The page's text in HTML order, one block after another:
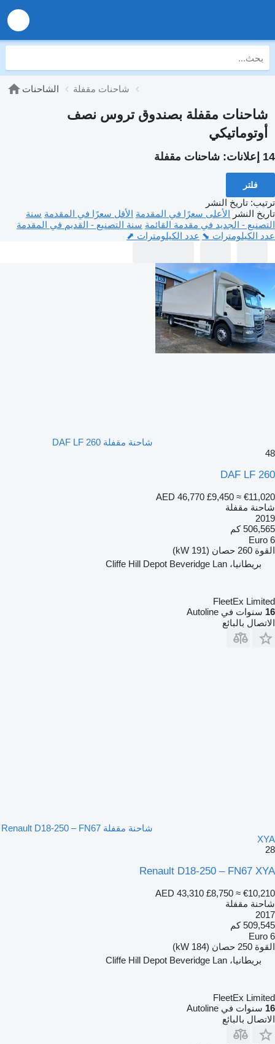
الشاحنات شاحنات مقفلة
شاحنات مقفلة بصندوق تروس نصف
أوتوماتيكي
14 إعلانات: شاحنات مقفلة
فلتر
ترتيب: تاريخ النشر
تاريخ النشر الأعلى سعرًا في المقدمة الأقل سعرًا في المقدمة سنة
التصنيع - الجديد في مقدمة القائمة سنة التصنيع - القديم في المقدمة
عدد الكيلومترات ⬊ عدد الكيلومترات ⬈
شاحنة مقفلة DAF LF 260
48
DAF LF 260
AED 46,770 £9,450 ≈ €11,020
شاحنة مقفلة
2019
506,565 كم
Euro 6
القوة 260 حصان (191 kW)
بريطانيا، Cliffe Hill Depot Beveridge Lan
FleetEx Limited
16 سنوات في Autoline
الاتصال بالبائع
شاحنة مقفلة Renault D18-250 – FN67
XYA
28
Renault D18-250 – FN67 XYA
AED 43,310 £8,750 ≈ €10,210
شاحنة مقفلة
2017
509,545 كم
Euro 6
القوة 250 حصان (184 kW)
بريطانيا، Cliffe Hill Depot Beveridge Lan
FleetEx Limited
16 سنوات في Autoline
الاتصال بالبائع